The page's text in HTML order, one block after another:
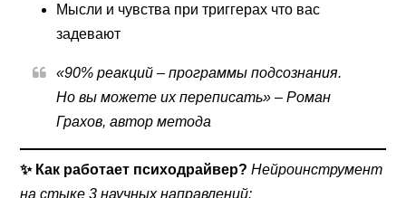
Мысли и чувства при триггерах что вас
задевают
«90% реакций – программы подсознания.
Но вы можете их переписать» – Роман
Грахов, автор метода
✨ Как работает психодрайвер? Нейроинструмент
на стыке 3 научных направлений: